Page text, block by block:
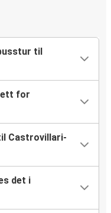
til
for
Castrovillari-
det i